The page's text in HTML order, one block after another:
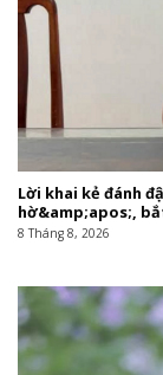
Lời khai kẻ đánh
hờ&amp;apos;,
8 Tháng 8, 2026